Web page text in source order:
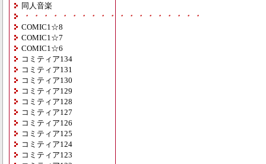
同人音楽
・・・・・・・・・・・・・・・・・・・
COMIC1☆8
COMIC1☆7
COMIC1☆6
コミティア134
コミティア131
コミティア130
コミティア129
コミティア128
コミティア127
コミティア126
コミティア125
コミティア124
コミティア123